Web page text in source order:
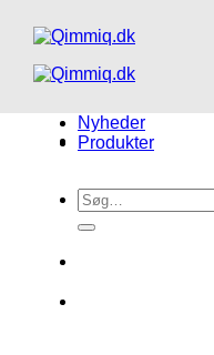
Søg
efter:
Nyheder
Produkter